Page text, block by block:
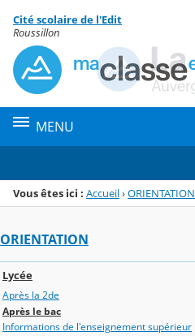
Menu de la rubrique
Contenu
Cité scolaire de l'Edit
Roussillon
MENU
Vous êtes ici : Accueil›ORIENTATION
ORIENTATION
Lycée
Après la 2de
Après le bac
Informations de l'enseignement supérieur